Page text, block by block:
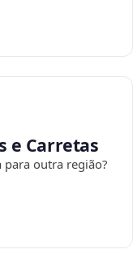
e Carretas
para outra região?